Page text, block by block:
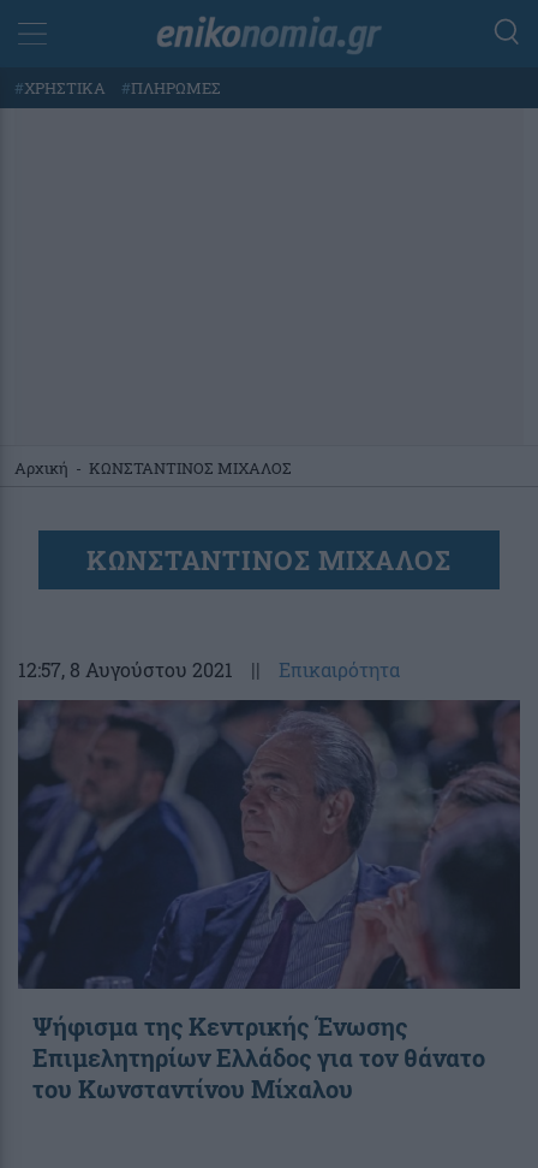
#ΧΡΗΣΤΙΚΑ #ΠΛΗΡΩΜΕΣ
Αρχική - ΚΩΝΣΤΑΝΤΙΝΟΣ ΜΙΧΑΛΟΣ
ΚΩΝΣΤΑΝΤΙΝΟΣ ΜΙΧΑΛΟΣ
12:57, 8 Αυγούστου 2021 || Επικαιρότητα
Ψήφισμα της Κεντρικής Ένωσης
Επιμελητηρίων Ελλάδος για τον θάνατο
του Κωνσταντίνου Μίχαλου